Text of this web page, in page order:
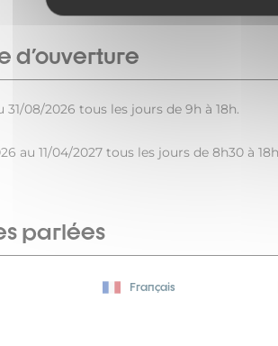
d'ouverture
31/08/2026 tous les jours de 9h à 18h.
au 11/04/2027 tous les jours de 8h30 à
parlées
Français